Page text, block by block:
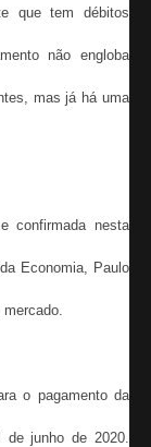
que tem débitos
não engloba
mas já há uma
confirmada nesta
Economia, Paulo
o pagamento da
junho de 2020.